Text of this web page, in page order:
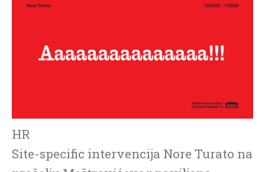
HR
Site-specific intervencija Nore Turato na